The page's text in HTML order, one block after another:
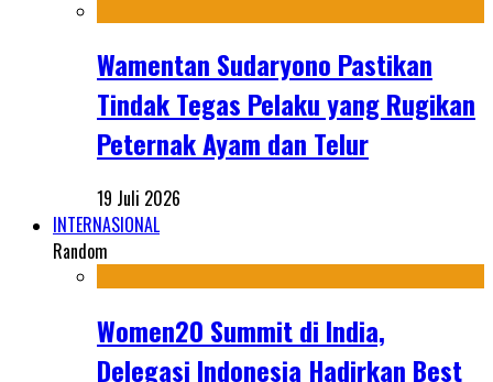
Wamentan Sudaryono Pastikan
Tindak Tegas Pelaku yang Rugikan
Peternak Ayam dan Telur
19 Juli 2026
INTERNASIONAL
Random
Women20 Summit di India,
Delegasi Indonesia Hadirkan Best